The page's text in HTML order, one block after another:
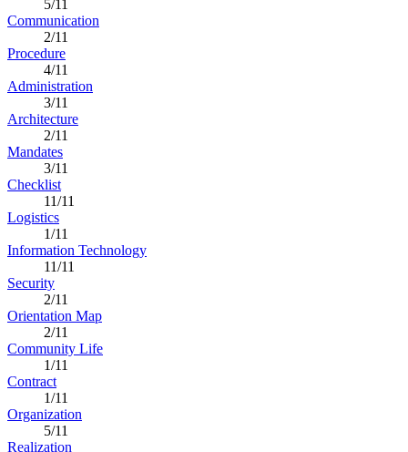
5/11
Communication
2/11
Procedure
4/11
Administration
3/11
Architecture
2/11
Mandates
3/11
Checklist
11/11
Logistics
1/11
Information Technology
11/11
Security
2/11
Orientation Map
2/11
Community Life
1/11
Contract
1/11
Organization
5/11
Realization